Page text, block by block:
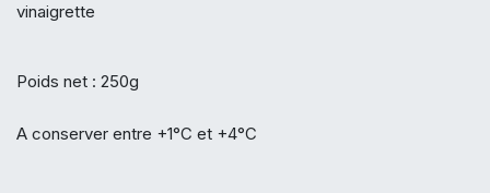
vinaigrette
Poids net : 250g
A conserver entre +1°C et +4°C